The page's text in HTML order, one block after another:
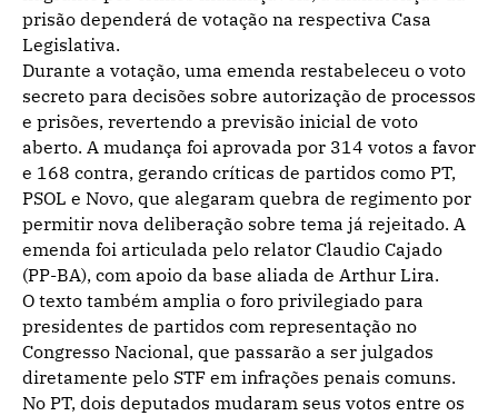
prisão dependerá de votação na respectiva Casa
Legislativa.
Durante a votação, uma emenda restabeleceu o voto
secreto para decisões sobre autorização de processos
e prisões, revertendo a previsão inicial de voto
aberto. A mudança foi aprovada por 314 votos a favor
e 168 contra, gerando críticas de partidos como PT,
PSOL e Novo, que alegaram quebra de regimento por
permitir nova deliberação sobre tema já rejeitado. A
emenda foi articulada pelo relator Claudio Cajado
(PP-BA), com apoio da base aliada de Arthur Lira.
O texto também amplia o foro privilegiado para
presidentes de partidos com representação no
Congresso Nacional, que passarão a ser julgados
diretamente pelo STF em infrações penais comuns.
No PT, dois deputados mudaram seus votos entre os